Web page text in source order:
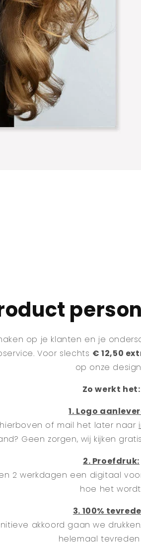
op je klanten en je
Voor slechts € 12,50
op onze
Zo werkt het:
1. Logo
of mail het later naar
Geen zorgen, wij kijken
2. Proefdruk:
2 werkdagen een digitaal
hoe het
3. 100%
akkoord gaan we
helemaal